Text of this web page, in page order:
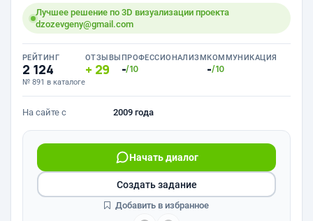
Лучшее решение по 3D визуализации проекта
dzozevgeny@gmail.com
РЕЙТИНГ
2 124
№ 891 в каталоге
ОТЗЫВЫ
29
ПРОФЕССИОНАЛИЗМ
-/10
КОММУНИКАЦИЯ
-/10
На сайте с 2009 года
Начать диалог
Создать задание
Добавить в избранное